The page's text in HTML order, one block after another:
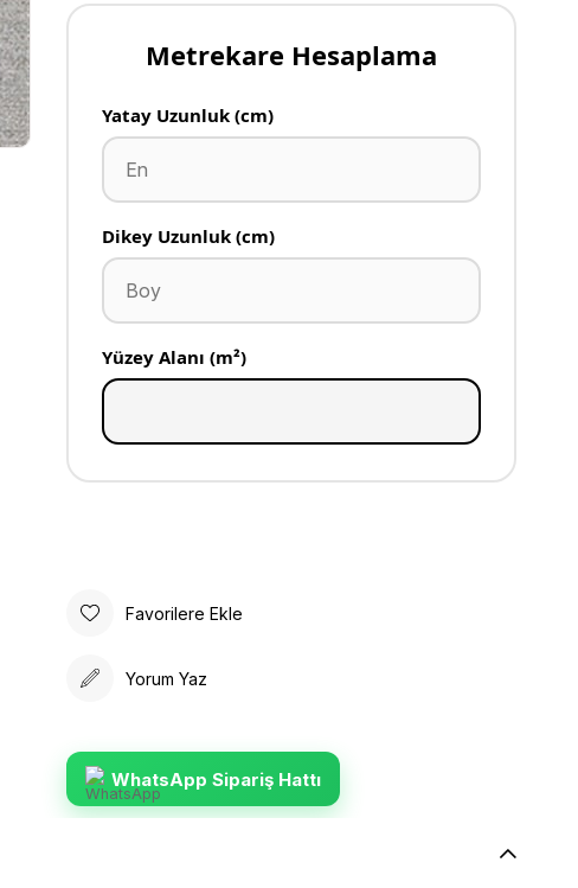
Metrekare Hesaplama
Yatay Uzunluk (cm)
Dikey Uzunluk (cm)
Yüzey Alanı (m²)
Favorilere Ekle
Yorum Yaz
WhatsApp Sipariş Hattı